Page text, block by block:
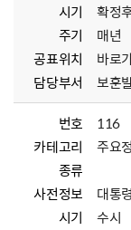
시기
확정
주기
매년
공표위치
바로
담당부서
보훈
번호
116
카테고리
주요
종류
사전정보
대통
시기
수시